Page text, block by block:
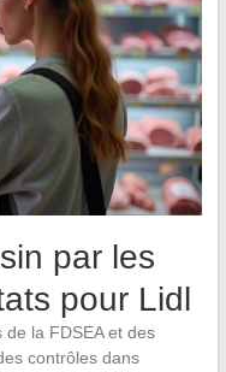
par les
pour Lidl
la FDSEA et des
contrôles dans